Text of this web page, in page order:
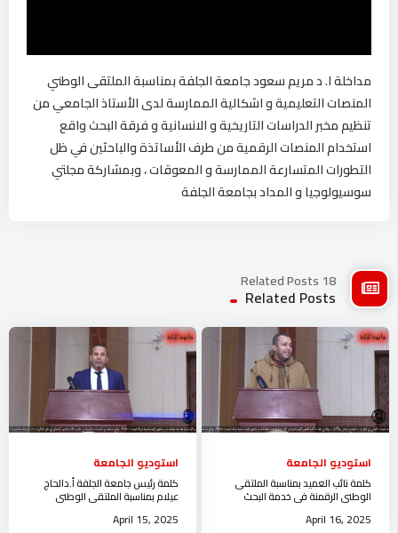
مداخلة ا. د مريم سعود جامعة الجلفة بمناسبة الملتقى الوطني
المنصات التعليمية و اشكالية الممارسة لدى الأستاذ الجامعي من
تنظيم مخبر الدراسات التاريخية و الانسانية و فرقة البحث واقع
استخدام المنصات الرقمية من طرف الأساتذة والباحثين في ظل
التطورات المتسارعة الممارسة و المعوقات ، وبمشاركة مجلتي
سوسيولوجيا و المداد بجامعة الجلفة
18 Related Posts
Related Posts
استوديو الجامعة
كلمة نائب العميد بمناسبة الملتقى
الوطني الرقمنة في خدمة البحث
العلمي في الجزائرالوضع الراهن و
الآفاق
April 16, 2025
استوديو الجامعة
كلمة رئيس جامعة الجلفة أ.دالحاج
عيلام بمناسبة الملتقى الوطني
الرقمنة في خدمة البحث العلمي في
الجزائر
April 15, 2025